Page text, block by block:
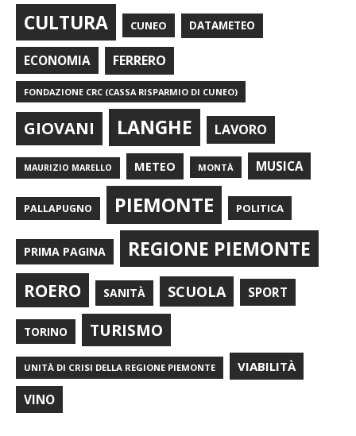
CULTURA CUNEO DATAMETEO
ECONOMIA FERRERO
FONDAZIONE CRC (CASSA RISPARMIO DI CUNEO)
GIOVANI LANGHE LAVORO
MAURIZIO MARELLO METEO MONTÀ MUSICA
PALLAPUGNO PIEMONTE POLITICA
PRIMA PAGINA REGIONE PIEMONTE
ROERO SANITÀ SCUOLA SPORT
TORINO TURISMO
UNITÀ DI CRISI DELLA REGIONE PIEMONTE VIABILITÀ
VINO